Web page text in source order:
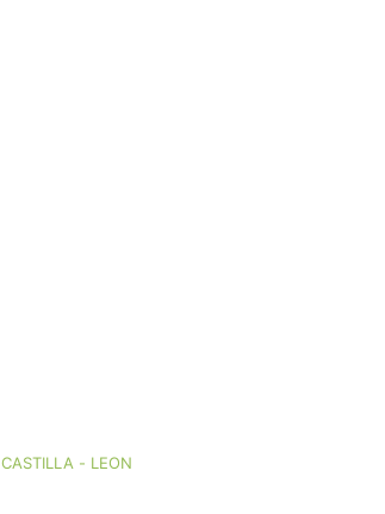
CASTILLA - LEON